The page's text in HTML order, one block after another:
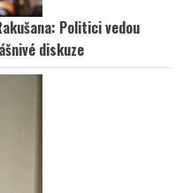
Politici vedou
diskuze